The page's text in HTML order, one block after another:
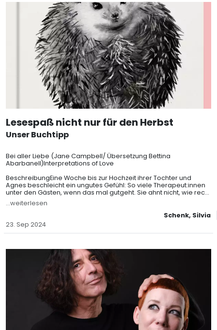
Lesespaß nicht nur für den Herbst
Unser Buchtipp
Bei aller Liebe (Jane Campbell/ Übersetzung Bettina
Abarbanell)Interpretations of Love
BeschreibungEine Woche bis zur Hochzeit ihrer Tochter und
Agnes beschleicht ein ungutes Gefühl: So viele Therapeut:innen
unter den Gästen, wenn das mal gutgeht. Sie ahnt nicht, wie recht
sie hat! Da wäre zum Beispiel ihr Onkel Malcolm, der Agnes nach
dem Tod ihrer Eltern aufzog und nie den Mut aufbracht
...weiterlesen
Schenk, Silvia
23. Sep 2024